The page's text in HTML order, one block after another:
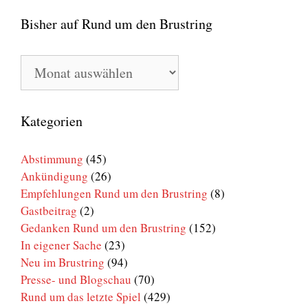
Bisher auf Rund um den Brustring
Bisher
auf
Rund
den
Brustring
Kategorien
Abstimmung (45)
Ankündigung (26)
Empfehlungen Rund um den Brustring (8)
Gastbeitrag (2)
Gedanken Rund um den Brustring (152)
In eigener Sache (23)
Neu im Brustring (94)
Presse- und Blogschau (70)
Rund um das letzte Spiel (429)